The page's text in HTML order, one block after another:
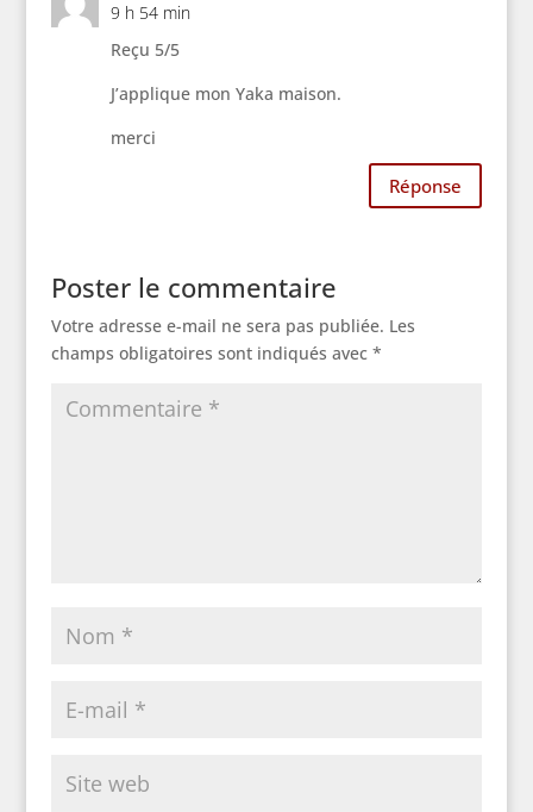
9 h 54 min
Reçu 5/5
J’applique mon Yaka maison.
merci
Réponse
Poster le commentaire
Votre adresse e-mail ne sera pas publiée. Les
champs obligatoires sont indiqués avec *